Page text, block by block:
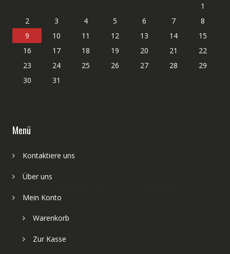
1
2
3 4 5 6 7
8
9
10 11 12 13 14
15
16
17 18 19 20 21
22
23
24 25 26 27 28
29
30
31
Menü
Kontaktiere uns
Über uns
Mein Konto
Warenkorb
Zur Kasse